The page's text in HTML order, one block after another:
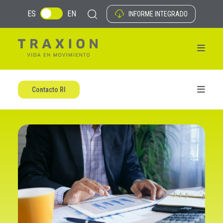
ES EN INFORME INTEGRADO
Contacto RI